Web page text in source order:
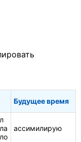
Будущее время
ассимилирую